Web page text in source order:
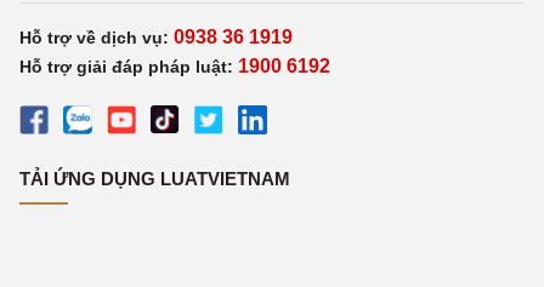
Hỗ trợ về dịch vụ: 0938 36 1919
Hỗ trợ giải đáp pháp luật: 1900 6192
TẢI ỨNG DỤNG LUATVIETNAM